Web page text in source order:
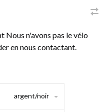
Nous n'avons pas le vélo
en nous contactant.
argent/noir